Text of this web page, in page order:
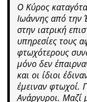
Ο Κύρος
Ιωάννης από την
στην ιατρική
υπηρεσίες τους
φτωχότερους
μόνο δεν
και οι ίδιοι
έμειναν φτωχοί.
Ανάργυροι. Μαζί